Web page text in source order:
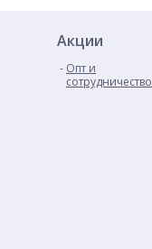
Акции
Опт и
сотрудничество